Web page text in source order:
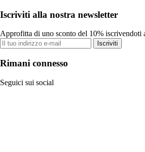
Iscriviti alla nostra newsletter
Approfitta di uno sconto del 10% iscrivendoti
Iscriviti
Rimani connesso
Seguici sui social